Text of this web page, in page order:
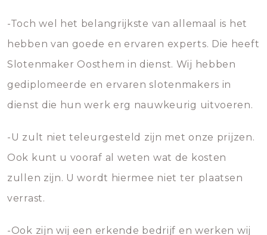
-Toch wel het belangrijkste van allemaal is het
hebben van goede en ervaren experts. Die heeft
Slotenmaker Oosthem in dienst. Wij hebben
gediplomeerde en ervaren slotenmakers in
dienst die hun werk erg nauwkeurig uitvoeren.
-U zult niet teleurgesteld zijn met onze prijzen.
Ook kunt u vooraf al weten wat de kosten
zullen zijn. U wordt hiermee niet ter plaatsen
verrast.
-Ook zijn wij een erkende bedrijf en werken wij